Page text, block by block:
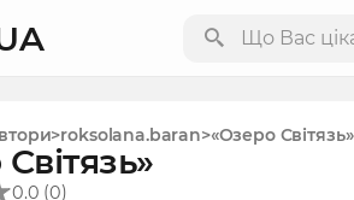
roksolana.baran «Озеро Світязь»
0.0 (0)